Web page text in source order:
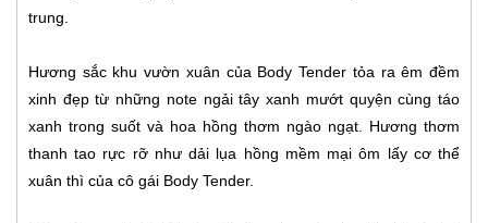
trung.
Hương sắc khu vườn xuân của Body Tender tỏa ra êm đềm
xinh đẹp từ những note ngải tây xanh mướt quyện cùng táo
xanh trong suốt và hoa hồng thơm ngào ngạt. Hương thơm
thanh tao rực rỡ như dải lụa hồng mềm mại ôm lấy cơ thể
xuân thì của cô gái Body Tender.